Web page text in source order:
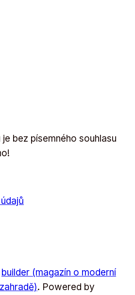
bez písemného souhlasu
builder (magazín o moderní
. Powered by